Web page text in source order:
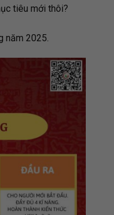
tiêu mới thôi?
năm 2025.